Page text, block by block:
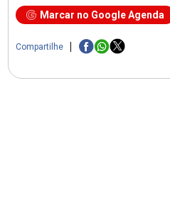
Marcar no Google Agenda
Compartilhe